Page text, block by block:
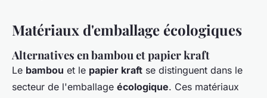
Matériaux d'emballage écologiques
Alternatives en bambou et papier kraft
Le bambou et le papier kraft se distinguent dans le
secteur de l'emballage écologique. Ces matériaux